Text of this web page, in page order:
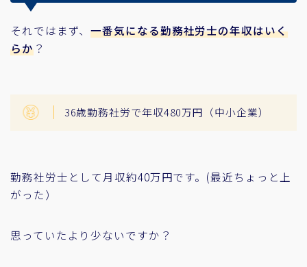
それではまず、一番気になる勤務社労士の年収はいく
らか？
36歳勤務社労で年収480万円（中小企業）
勤務社労士として月収約40万円です。(最近ちょっと上
がった）
思っていたより少ないですか？